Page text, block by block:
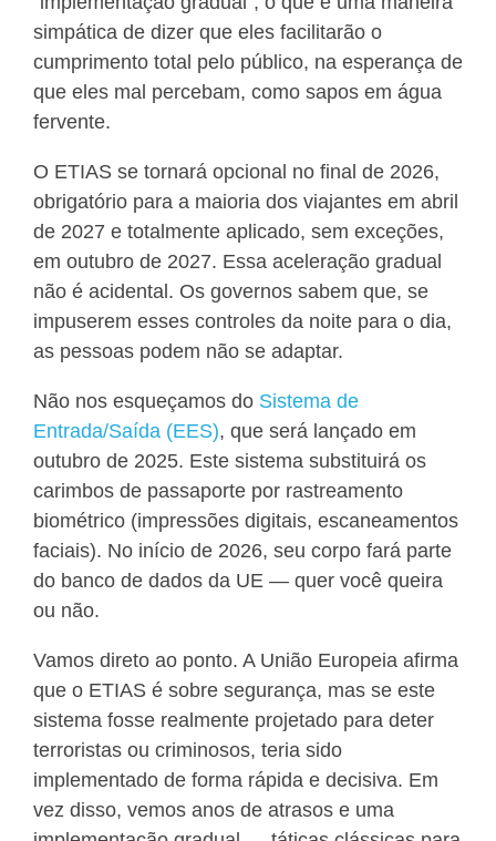
simpática de dizer que eles facilitarão o
cumprimento total pelo público, na esperança de
que eles mal percebam, como sapos em água
fervente.
O ETIAS se tornará opcional no final de 2026,
obrigatório para a maioria dos viajantes em abril
de 2027 e totalmente aplicado, sem exceções,
em outubro de 2027. Essa aceleração gradual
não é acidental. Os governos sabem que, se
impuserem esses controles da noite para o dia,
as pessoas podem não se adaptar.
Não nos esqueçamos do Sistema de
Entrada/Saída (EES), que será lançado em
outubro de 2025. Este sistema substituirá os
carimbos de passaporte por rastreamento
biométrico (impressões digitais, escaneamentos
faciais). No início de 2026, seu corpo fará parte
do banco de dados da UE — quer você queira
ou não.
Vamos direto ao ponto. A União Europeia afirma
que o ETIAS é sobre segurança, mas se este
sistema fosse realmente projetado para deter
terroristas ou criminosos, teria sido
implementado de forma rápida e decisiva. Em
vez disso, vemos anos de atrasos e uma